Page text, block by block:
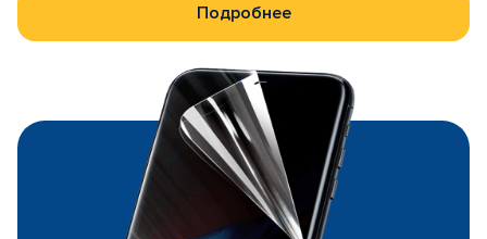
Подробнее